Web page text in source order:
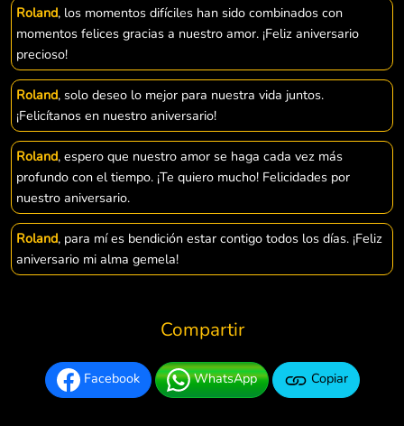
Roland, los momentos difíciles han sido combinados con
momentos felices gracias a nuestro amor. ¡Feliz aniversario
precioso!
Roland, solo deseo lo mejor para nuestra vida juntos.
¡Felicítanos en nuestro aniversario!
Roland, espero que nuestro amor se haga cada vez más
profundo con el tiempo. ¡Te quiero mucho! Felicidades por
nuestro aniversario.
Roland, para mí es bendición estar contigo todos los días. ¡Feliz
aniversario mi alma gemela!
Compartir
Facebook WhatsApp Copiar